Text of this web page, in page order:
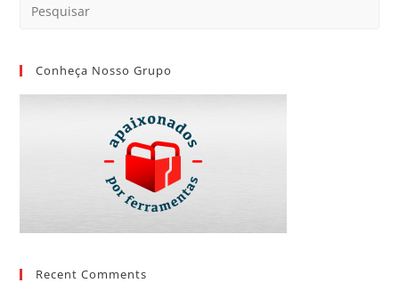
Conheça Nosso Grupo
Recent Comments